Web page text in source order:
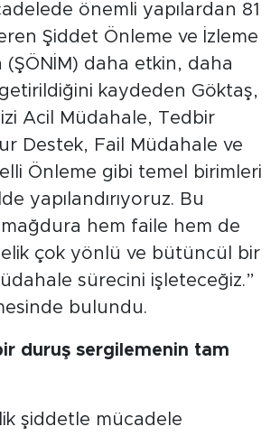
önemli yapılardan 81
Şiddet Önleme ve İzleme
(ŞÖNİM) daha etkin, daha
kaydeden Göktaş,
Acil Müdahale, Tedbir
Destek, Fail Müdahale ve
Önleme gibi temel birimleri
yapılandırıyoruz. Bu
hem faile hem de
çok yönlü ve bütüncül bir
sürecini işleteceğiz.”
bulundu.
duruş sergilemenin tam
şiddetle mücadele